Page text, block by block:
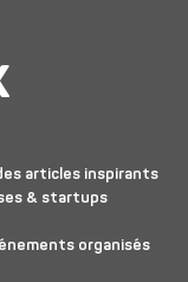
articles inspirants
& startups
organisés